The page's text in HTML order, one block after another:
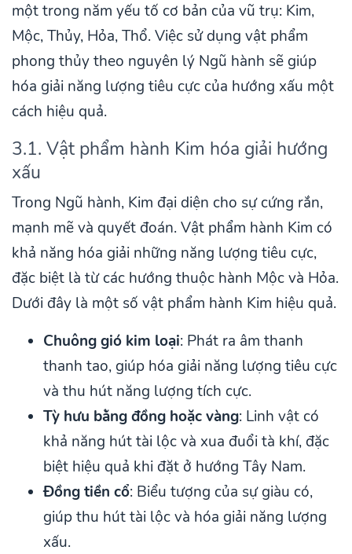
một trong năm yếu tố cơ bản của vũ trụ: Kim,
Mộc, Thủy, Hỏa, Thổ. Việc sử dụng vật phẩm
phong thủy theo nguyên lý Ngũ hành sẽ giúp
hóa giải năng lượng tiêu cực của hướng xấu một
cách hiệu quả.
3.1. Vật phẩm hành Kim hóa giải hướng
xấu
Trong Ngũ hành, Kim đại diện cho sự cứng rắn,
mạnh mẽ và quyết đoán. Vật phẩm hành Kim có
khả năng hóa giải những năng lượng tiêu cực,
đặc biệt là từ các hướng thuộc hành Mộc và Hỏa.
Dưới đây là một số vật phẩm hành Kim hiệu quả.
Chuông gió kim loại: Phát ra âm thanh
thanh tao, giúp hóa giải năng lượng tiêu cực
và thu hút năng lượng tích cực.
Tỳ hưu bằng đồng hoặc vàng: Linh vật có
khả năng hút tài lộc và xua đuổi tà khí, đặc
biệt hiệu quả khi đặt ở hướng Tây Nam.
Đồng tiền cổ: Biểu tượng của sự giàu có,
giúp thu hút tài lộc và hóa giải năng lượng
xấu.